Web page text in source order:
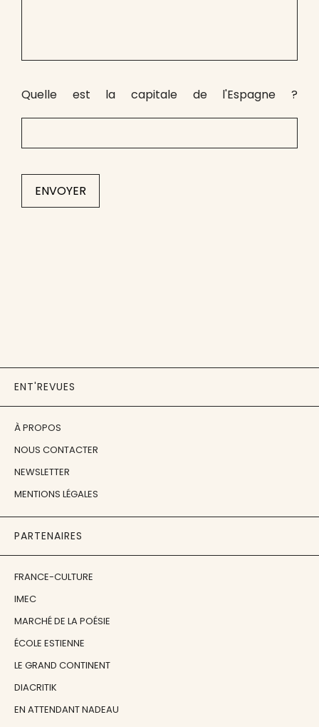
Quelle est la capitale de l'Espagne ?
ENT'REVUES
À PROPOS
NOUS CONTACTER
NEWSLETTER
MENTIONS LÉGALES
PARTENAIRES
FRANCE-CULTURE
IMEC
MARCHÉ DE LA POÉSIE
ÉCOLE ESTIENNE
LE GRAND CONTINENT
DIACRITIK
EN ATTENDANT NADEAU